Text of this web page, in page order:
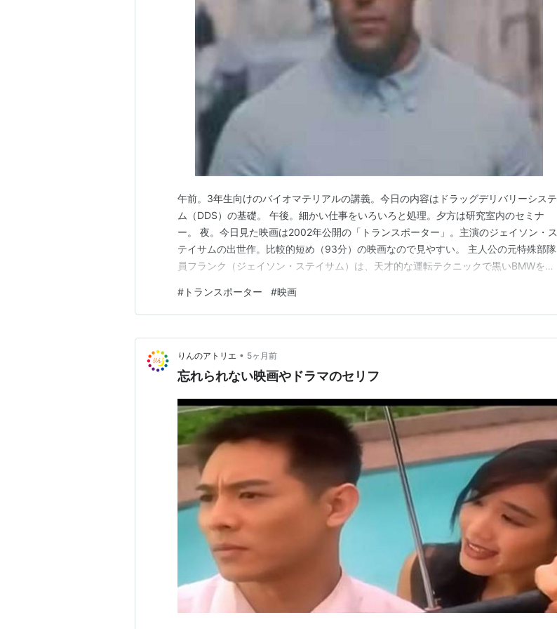
午前。3年生向けのバイオマテリアルの講義。今日の内容はドラッグデリバリーシステ
ム（DDS）の基礎。 午後。細かい仕事をいろいろと処理。夕方は研究室内のセミナ
ー。 夜。今日見た映画は2002年公開の「トランスポーター」。主演のジェイソン・ス
テイサムの出世作。比較的短め（93分）の映画なので見やすい。 主人公の元特殊部隊
員フランク（ジェイソン・ステイサム）は、天才的な運転テクニックで黒いBMWを操
守、名前は聞かない、依頼品は開けない）のもと、さまざまな裏社会の依頼を契約通り
にこなしてきた。しかしある日、運ぶことを依頼された…
# トランスポーター #映画
りんのアトリエ • 5ヶ月前
忘れられない映画やドラマのセリフ